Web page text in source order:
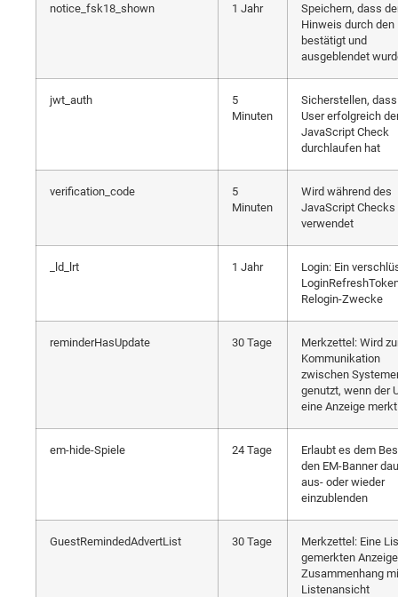
notice_fsk18_shown 1 Jahr
Speichern, dass
Hinweis durch den
bestätigt und
ausgeblendet
jwt_auth
5
Minuten
Sicherstellen,
User erfolgreich
JavaScript Check
durchlaufen hat
verification_code
5
Minuten
Wird während des
JavaScript Checks
verwendet
_ld_lrt 1 Jahr
Login: Ein
Relogin-Zwecke
reminderHasUpdate 30 Tage
Merkzettel: Wird
Kommunikation
zwischen
genutzt, wenn der
eine Anzeige merkt
em-hide-Spiele 24 Tage
Erlaubt es dem
den EM-Banner
aus- oder wieder
einzublenden
GuestRemindedAdvertList 30 Tage
Merkzettel: Eine
gemerkten
Zusammenhang
Listenansicht